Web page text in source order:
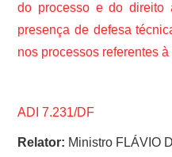
do processo e do
presença de defesa
nos processos referentes
ADI 7.231/DF
Relator: Ministro FLÁVIO